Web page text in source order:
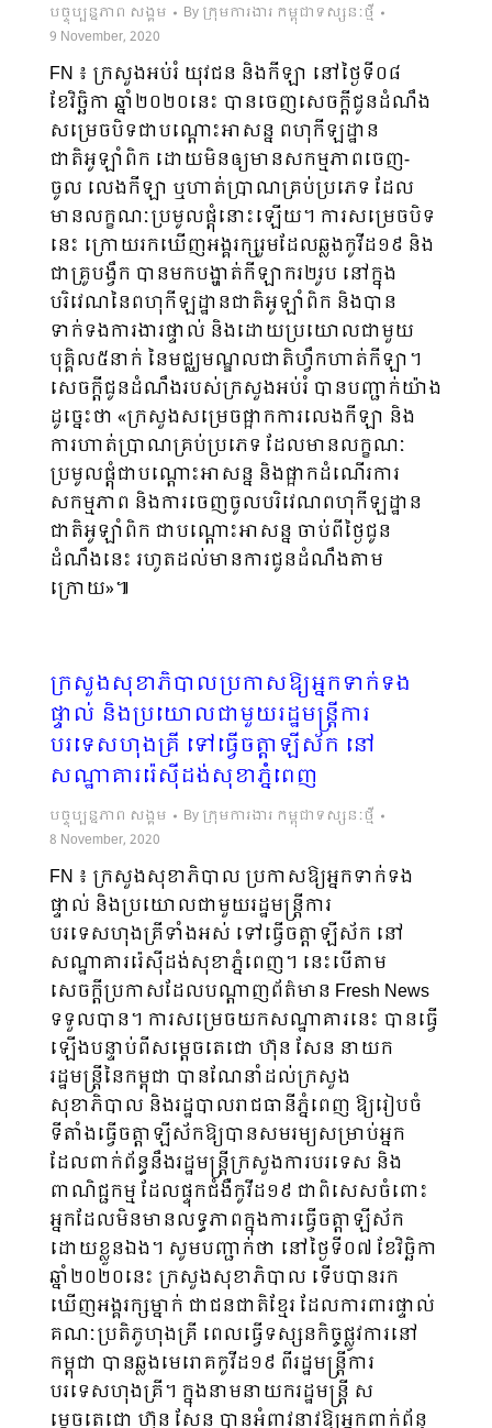
បច្ចុប្បន្នភាព សង្គម By ក្រុមការងារ កម្ពុជាទស្សនៈថ្មី
9 November, 2020
FN ៖ ក្រសួងអប់រំ យុវជន និងកីឡា នៅថ្ងៃទី០៨
ខែវិច្ឆិកា ឆ្នាំ២០២០នេះ បានចេញសេចក្តីជូនដំណឹង
សម្រេចបិទជាបណ្តោះអាសន្ន ពហុកីឡដ្ឋាន
ជាតិអូឡាំពិក ដោយមិនឲ្យមានសកម្មភាពចេញ-
ចូល លេងកីឡា ឬហាត់ប្រាណគ្រប់ប្រភេទ ដែល
មានលក្ខណៈប្រមូលផ្តុំនោះឡើយ។ ការសម្រេចបិទ
នេះ ក្រោយរកឃើញអង្គរក្សរួមដែលឆ្លងកូវីដ១៩ និង
ជាគ្រូបង្វឹក បានមកបង្ហាត់កីឡាករ២រូប នៅក្នុង
បរិវេណនៃពហុកីឡដ្ឋានជាតិអូឡាំពិក និងបាន
ទាក់ទងការងារផ្ទាល់ និងដោយប្រយោលជាមួយ
បុគ្គិល៥នាក់ នៃមជ្ឈមណ្ឌលជាតិហ្វឹកហាត់កីឡា។
សេចក្តីជូនដំណឹងរបស់ក្រសួងអប់រំ បានបញ្ជាក់យ៉ាង
ដូច្នេះថា «ក្រសួងសម្រេចផ្អាកការលេងកីឡា និង
ការហាត់ប្រាណគ្រប់ប្រភេទ ដែលមានលក្ខណៈ
ប្រមូលផ្តុំជាបណ្តោះអាសន្ន និងផ្អាកដំណើរការ
សកម្មភាព និងការចេញចូលបរិវេណពហុកីឡដ្ឋាន
ជាតិអូឡាំពិក ជាបណ្តោះអាសន្ន ចាប់ពីថ្ងៃជូន
ដំណឹងនេះ រហូតដល់មានការជូនដំណឹងតាម
ក្រោយ»៕
ក្រសួងសុខាភិបាលប្រកាសឱ្យអ្នកទាក់ទង
ផ្ទាល់ និងប្រយោលជាមួយរដ្ឋមន្រ្តីការ
បរទេសហុងគ្រី ទៅធ្វើចត្តាឡីស័ក នៅ
សណ្ឋាគាររ៉េស៊ីដង់សុខាភ្នំពេញ
បច្ចុប្បន្នភាព សង្គម By ក្រុមការងារ កម្ពុជាទស្សនៈថ្មី
8 November, 2020
FN ៖ ក្រសួងសុខាភិបាល ប្រកាសឱ្យអ្នកទាក់ទង
ផ្ទាល់ និងប្រយោលជាមួយរដ្ឋមន្រ្តីការ
បរទេសហុងគ្រីទាំងអស់ ទៅធ្វើចត្តាឡីស័ក នៅ
សណ្ឋាគាររ៉េស៊ីដង់សុខាភ្នំពេញ។ នេះបើតាម
សេចក្តីប្រកាសដែលបណ្តាញព័ត៌មាន Fresh News
ទទួលបាន។ ការសម្រេចយកសណ្ឋាគារនេះ បានធ្វើ
ឡើងបន្ទាប់ពីសម្តេចតេជោ ហ៊ុន សែន នាយក
រដ្ឋមន្រ្តីនៃកម្ពុជា បានណែនាំដល់ក្រសួង
សុខាភិបាល និងរដ្ឋបាលរាជធានីភ្នំពេញ ឱ្យរៀបចំ
ទីតាំងធ្វើចត្តាឡីស័កឱ្យបានសមរម្យសម្រាប់អ្នក
ដែលពាក់ព័ន្ធនឹងរដ្ឋមន្រ្តីក្រសួងការបរទេស និង
ពាណិជ្ជកម្ម ដែលផ្ទុកជំងឺកូវីដ១៩ ជាពិសេសចំពោះ
អ្នកដែលមិនមានលទ្ធភាពក្នុងការធ្វើចត្តាឡីស័ក
ដោយខ្លួនឯង។ សូមបញ្ជាក់ថា នៅថ្ងៃទី០៧ ខែវិច្ឆិកា
ឆ្នាំ២០២០នេះ ក្រសួងសុខាភិបាល ទើបបានរក
ឃើញអង្គរក្សម្នាក់ ជាជនជាតិខ្មែរ ដែលការពារផ្ទាល់
គណៈប្រតិភូហុងគ្រី ពេលធ្វើទស្សនកិច្ចផ្លូវការនៅ
កម្ពុជា បានឆ្លងមេរោគកូវីដ១៩ ពីរដ្ឋមន្រ្តីការ
បរទេសហុងគ្រី។ ក្នុងនាមនាយករដ្ឋមន្រ្តី ស
ម្តេចតេជោ ហ៊ុន សែន បានអំពាវនាវឱ្យអ្នកពាក់ព័ន្ធ